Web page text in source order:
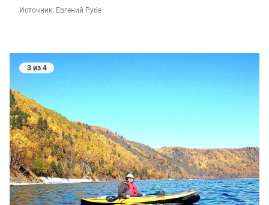
Источник: Евгений Рубе
3 из 4